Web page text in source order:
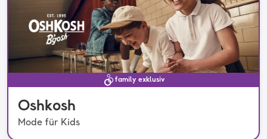
family exklusiv
Oshkosh
Mode für Kids